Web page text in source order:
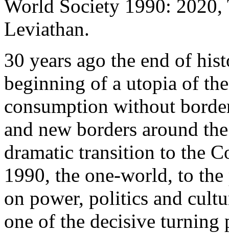
World Society 1990: 2020,
Leviathan.
30 years ago the end of
beginning of a utopia of
consumption without
and new borders around
dramatic transition to the
1990, the one-world, to the
on power, politics and
one of the decisive turning